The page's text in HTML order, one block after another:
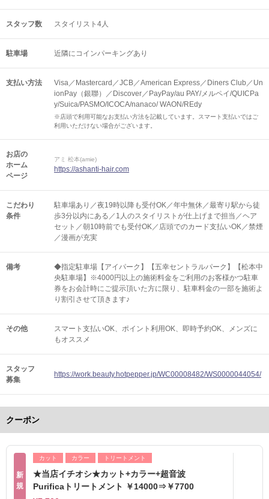
スタッフ数 スタイリスト4人
駐車場 近隣にコインパーキングあり
支払い方法
Visa／Mastercard／JCB／American Express／Diners Club／Un
ionPay（銀聯）／Discover／PayPay/au PAY/メルペイ/QUICPa
y/Suica/PASMO/ICOCA/nanaco/ WAON/REdy
※店頭で利用可能なお支払い方法を記載しています。スマート支払いではご
利用いただけない場合がございます。
お店の
ホーム
ページ
アミ 松本(amie)
https://ashanti-hair.com
こだわり
条件
駐車場あり／夜19時以降も受付OK／年中無休／最寄り駅から徒
歩3分以内にある／1人のスタイリストが仕上げまで担当／ヘア
セット／朝10時前でも受付OK／店頭でのカード支払いOK／禁煙
／漫画が充実
備考
◆指定駐車場【アイパーク】【五幸セントラルパーク】【松本中
央駐車場】※4000円以上の施術料金をご利用のお客様かつ駐車
券をお会計時にご提示頂いた方に限り、駐車料金の一部を施術よ
り割引させて頂きます♪
その他 スマート支払いOK ポイント利用OK 即時予約OK
メンズに
もオススメ
スタッフ
募集
https://work.beauty.hotpepper.jp/WC00008482/WS0000044054/
クーポン
新
規
カット カラー トリートメント
★当店イチオシ★カット+カラー+超音波
Purificaトリートメント ￥14000⇒￥7700